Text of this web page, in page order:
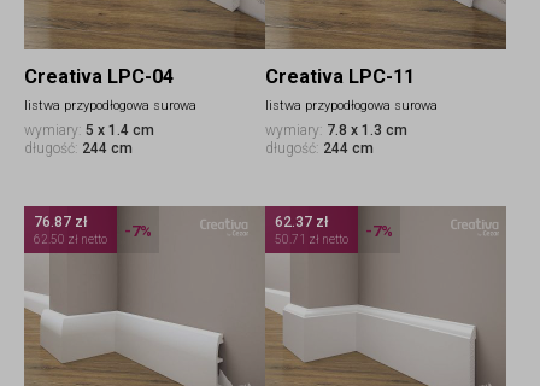
Creativa LPC-04
listwa przypodłogowa surowa
wymiary: 5 x 1.4 cm
długość: 244 cm
Creativa LPC-11
listwa przypodłogowa surowa
wymiary: 7.8 x 1.3 cm
długość: 244 cm
76.87 zł
62.50 zł netto -7% 62.37 zł
50.71 zł netto -7%